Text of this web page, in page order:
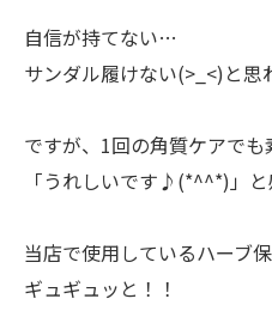
自信が持てない…
サンダル履けない(>_<)と思
ですが、1回の角質ケアで
「うれしいです♪(*^^*)」と
当店で使用しているハーブ
ギュギュッと！！